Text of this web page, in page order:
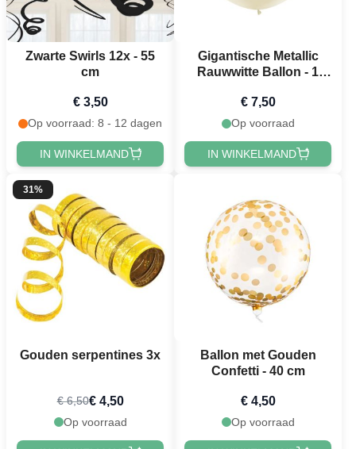
Zwarte Swirls 12x - 55
cm
€ 3,50
Op voorraad: 8 - 12 dagen
IN WINKELMAND
Gigantische Metallic
Rauwwitte Ballon - 1
€ 7,50
Op voorraad
IN WINKELMAND
31%
Gouden serpentines 3x
€ 6,50€ 4,50
Op voorraad
Ballon met Gouden
Confetti - 40 cm
€ 4,50
Op voorraad